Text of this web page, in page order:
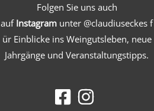
Folgen Sie uns auch
auf Instagram unter @claudiuseckes f
ür Einblicke ins Weingutsleben, neue
Jahrgänge und Veranstaltungstipps.